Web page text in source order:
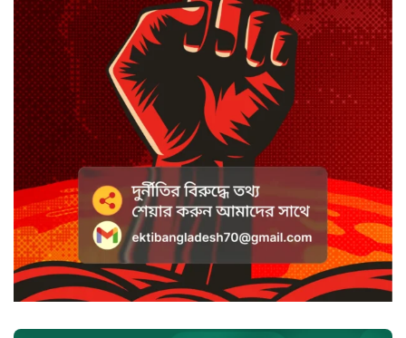
সাদা না বাদামি চিনি, কোনটি ভালো?
হাসানের ৪ উইকেটের দিনে ধুঁকছে
বাংলাদেশ